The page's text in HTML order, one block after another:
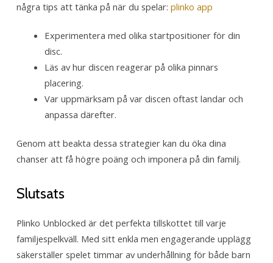
några tips att tänka på när du spelar: plinko app
Experimentera med olika startpositioner för din
disc.
Läs av hur discen reagerar på olika pinnars
placering.
Var uppmärksam på var discen oftast landar och
anpassa därefter.
Genom att beakta dessa strategier kan du öka dina
chanser att få högre poäng och imponera på din familj.
Slutsats
Plinko Unblocked är det perfekta tillskottet till varje
familjespelkväll. Med sitt enkla men engagerande upplägg
säkerställer spelet timmar av underhållning för både barn